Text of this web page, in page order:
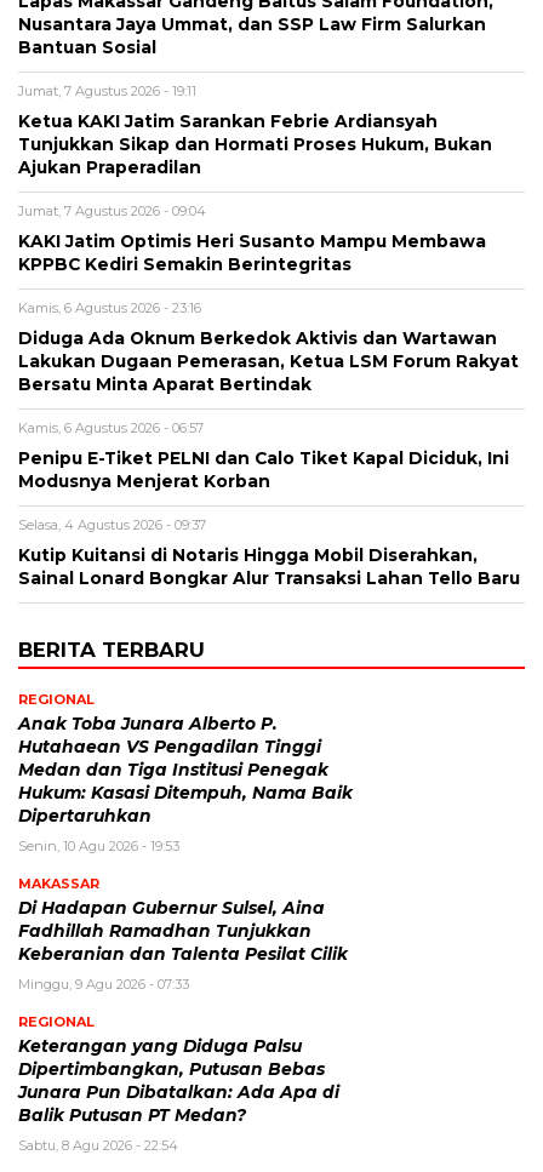
Nusantara Jaya Ummat, dan SSP Law Firm Salurkan
Bantuan Sosial
Jumat, 7 Agustus 2026 - 19:11
Ketua KAKI Jatim Sarankan Febrie Ardiansyah
Tunjukkan Sikap dan Hormati Proses Hukum, Bukan
Ajukan Praperadilan
Jumat, 7 Agustus 2026 - 09:04
KAKI Jatim Optimis Heri Susanto Mampu Membawa
KPPBC Kediri Semakin Berintegritas
Kamis, 6 Agustus 2026 - 23:16
Diduga Ada Oknum Berkedok Aktivis dan Wartawan
Lakukan Dugaan Pemerasan, Ketua LSM Forum Rakyat
Bersatu Minta Aparat Bertindak
Kamis, 6 Agustus 2026 - 06:57
Penipu E-Tiket PELNI dan Calo Tiket Kapal Diciduk, Ini
Modusnya Menjerat Korban
Selasa, 4 Agustus 2026 - 09:37
Kutip Kuitansi di Notaris Hingga Mobil Diserahkan,
Sainal Lonard Bongkar Alur Transaksi Lahan Tello Baru
BERITA TERBARU
REGIONAL
Anak Toba Junara Alberto P.
Hutahaean VS Pengadilan Tinggi
Medan dan Tiga Institusi Penegak
Hukum: Kasasi Ditempuh, Nama Baik
Dipertaruhkan
Senin, 10 Agu 2026 - 19:53
MAKASSAR
Di Hadapan Gubernur Sulsel, Aina
Fadhillah Ramadhan Tunjukkan
Keberanian dan Talenta Pesilat Cilik
Minggu, 9 Agu 2026 - 07:33
REGIONAL
Keterangan yang Diduga Palsu
Dipertimbangkan, Putusan Bebas
Junara Pun Dibatalkan: Ada Apa di
Balik Putusan PT Medan?
Sabtu, 8 Agu 2026 - 22:54